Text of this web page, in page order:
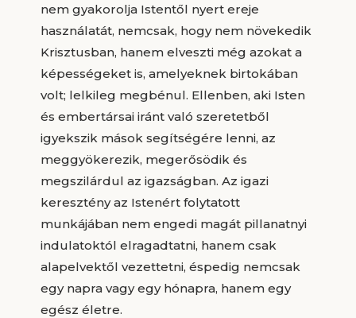
nem gyakorolja Istentől nyert ereje
használatát, nemcsak, hogy nem növekedik
Krisztusban, hanem elveszti még azokat a
képességeket is, amelyeknek birtokában
volt; lelkileg megbénul. Ellenben, aki Isten
és embertársai iránt való szeretetből
igyekszik mások segítségére lenni, az
meggyökerezik, megerősödik és
megszilárdul az igazságban. Az igazi
keresztény az Istenért folytatott
munkájában nem engedi magát pillanatnyi
indulatoktól elragadtatni, hanem csak
alapelvektől vezettetni, éspedig nemcsak
egy napra vagy egy hónapra, hanem egy
egész életre.